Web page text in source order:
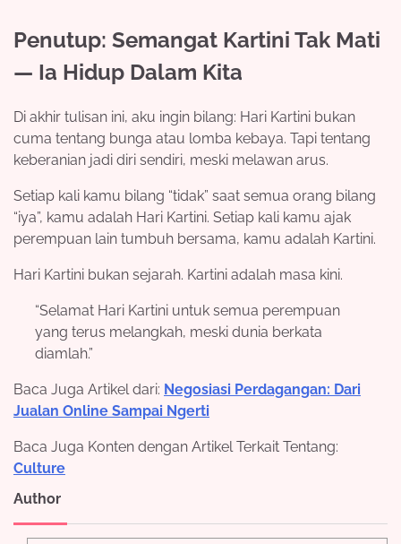
Penutup: Semangat Kartini Tak Mati
— Ia Hidup Dalam Kita
Di akhir tulisan ini, aku ingin bilang: Hari Kartini bukan
cuma tentang bunga atau lomba kebaya. Tapi tentang
keberanian jadi diri sendiri, meski melawan arus.
Setiap kali kamu bilang “tidak” saat semua orang bilang
“iya”, kamu adalah Hari Kartini. Setiap kali kamu ajak
perempuan lain tumbuh bersama, kamu adalah Kartini.
Hari Kartini bukan sejarah. Kartini adalah masa kini.
“Selamat Hari Kartini untuk semua perempuan
yang terus melangkah, meski dunia berkata
diamlah.”
Baca Juga Artikel dari: Negosiasi Perdagangan: Dari
Jualan Online Sampai Ngerti
Baca Juga Konten dengan Artikel Terkait Tentang:
Culture
Author